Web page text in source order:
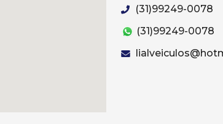
(31)99249-0078
(31)99249-0078